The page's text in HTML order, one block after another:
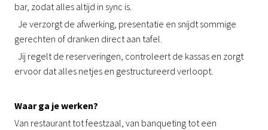
bar, zodat alles altijd in sync is.
Je verzorgt de afwerking, presentatie en snijdt sommige
gerechten of dranken direct aan tafel.
Jij regelt de reserveringen, controleert de kassas en zorgt
ervoor dat alles netjes en gestructureerd verloopt.
Waar ga je werken?
Van restaurant tot feestzaal, van banqueting tot een